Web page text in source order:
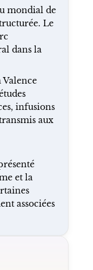
mondial de
Le
dans la
infusions
aux
et la
associées